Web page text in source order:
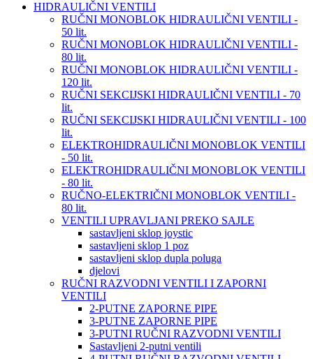
HIDRAULIČNI VENTILI
RUČNI MONOBLOK HIDRAULIČNI VENTILI -
50 lit.
RUČNI MONOBLOK HIDRAULIČNI VENTILI -
80 lit.
RUČNI MONOBLOK HIDRAULIČNI VENTILI -
120 lit.
RUČNI SEKCIJSKI HIDRAULIČNI VENTILI - 70
lit.
RUČNI SEKCIJSKI HIDRAULIČNI VENTILI - 100
lit.
ELEKTROHIDRAULIČNI MONOBLOK VENTILI
- 50 lit.
ELEKTROHIDRAULIČNI MONOBLOK VENTILI
- 80 lit.
RUČNO-ELEKTRIČNI MONOBLOK VENTILI -
80 lit.
VENTILI UPRAVLJANI PREKO SAJLE
sastavljeni sklop joystic
sastavljeni sklop 1 poz
sastavljeni sklop dupla poluga
djelovi
RUČNI RAZVODNI VENTILI I ZAPORNI
VENTILI
2-PUTNE ZAPORNE PIPE
3-PUTNE ZAPORNE PIPE
3-PUTNI RUČNI RAZVODNI VENTILI
Sastavljeni 2-putni ventili